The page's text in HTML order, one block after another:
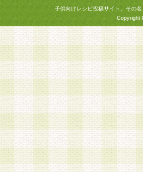
子供向けレシピ投稿サイト、その
Copyright